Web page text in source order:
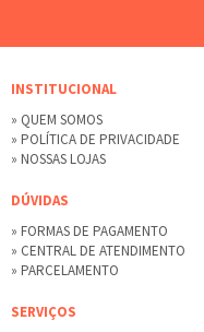
INSTITUCIONAL
» QUEM SOMOS
» POLÍTICA DE PRIVACIDADE
» NOSSAS LOJAS
DÚVIDAS
» FORMAS DE PAGAMENTO
» CENTRAL DE ATENDIMENTO
» PARCELAMENTO
SERVIÇOS